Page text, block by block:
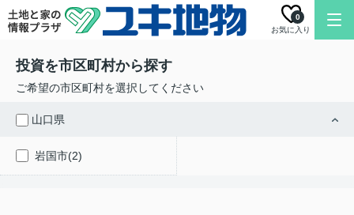
お気に入り
0
投資を市区町村から探す
ご希望の市区町村を選択してください
山口県
岩国市(2)